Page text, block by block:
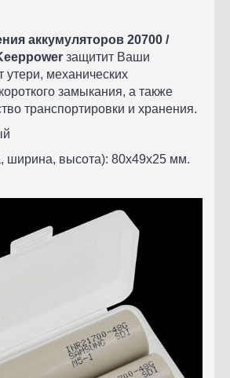
аккумуляторов 20700 /
защитит Ваши
утери, механических
замыкания, а также
транспортировки и хранения.
ширина, высота): 80х49х25 мм.